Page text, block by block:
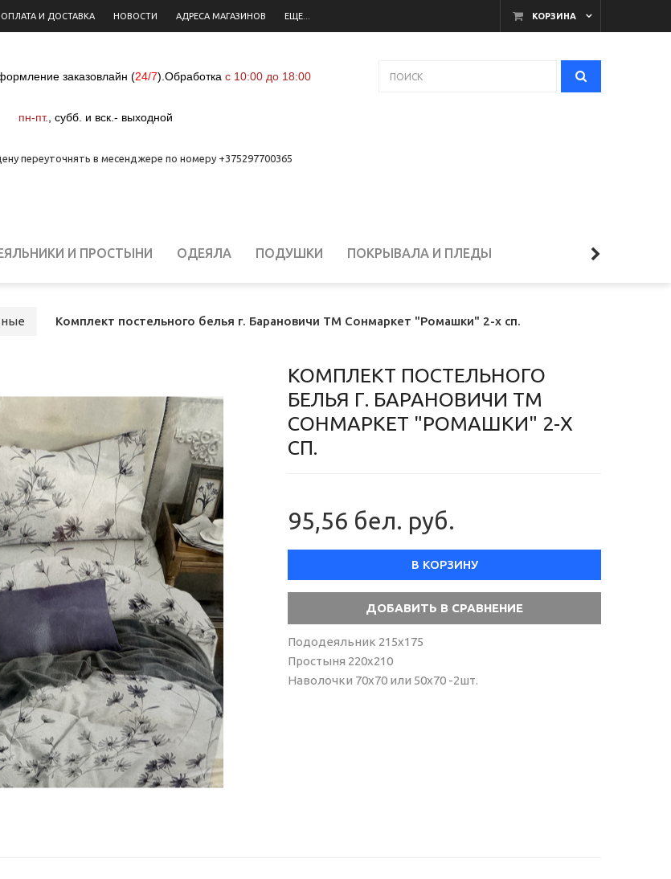
КОРЗИНА
ОПЛАТА И ДОСТАВКА НОВОСТИ АДРЕСА МАГАЗИНОВ ЕЩЕ...
заказовлайн (24/7) Обработка с 10:00 до 18:00
пн-пт. субб. и вск.- выходной
переуточнять в месенджере по номеру +375297700365
И ПРОСТЫНИ ОДЕЯЛА ПОДУШКИ ПОКРЫВАЛА И ПЛЕДЫ
Комплект постельного белья г. Барановичи ТМ Сонмаркет "Ромашки" 2-х сп.
КОМПЛЕКТ ПОСТЕЛЬНОГО
БЕЛЬЯ Г. БАРАНОВИЧИ ТМ
СОНМАРКЕТ "РОМАШКИ" 2-Х
СП.
95,56 бел. руб.
В КОРЗИНУ
Пододеяльник 215х175
Простыня 220х210
Наволочки 70х70 или 50х70 -2шт.